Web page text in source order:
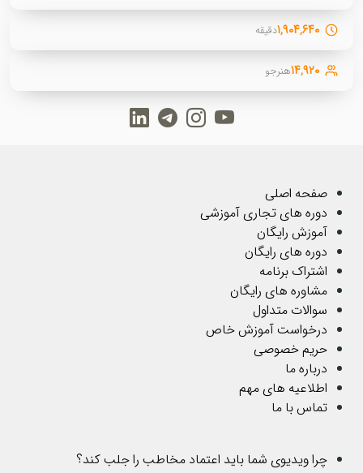
۱,۹۰۴,۶۴۰دقیقه
۱۴,۹۲۰هنرجو
صفحه اصلی
دوره های تجاری آموزشی
آموزش رایگان
دوره های رایگان
اشتراک برنامه
مشاوره های رایگان
سوالات متداول
درخواست آموزش خاص
حریم خصوصی
درباره ما
اطلاعیه های مهم
تماس با ما
چرا ویدیوی شما باید اعتماد مخاطب را جلب کند؟